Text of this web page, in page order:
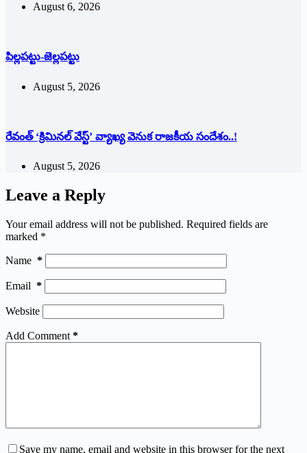
August 6, 2026
పిల్లపట్టు-జెల్లపట్టు
August 5, 2026
రేవంత్ ‘క్రిమినల్ వేస్ట్’ వ్యాఖ్య వెనుక రాజకీయ సందేశం..!
August 5, 2026
Leave a Reply
Your email address will not be published. Required fields are
marked *
Name *
Email *
Website
Add Comment *
Save my name, email and website in this browser for the next